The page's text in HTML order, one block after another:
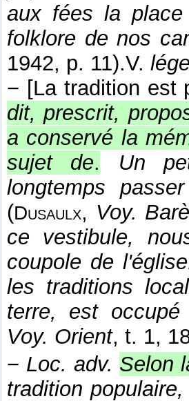
aux fées la
folklore de nos
1942, p. 11).V.
− [La tradition est
dit, prescrit,
a conservé la
sujet de.
Un
longtemps
(Dusaulx, Voy.
ce vestibule,
coupole de
les traditions
terre, est
Voy. Orient, t. 1,
− Loc. adv. Selon
tradition